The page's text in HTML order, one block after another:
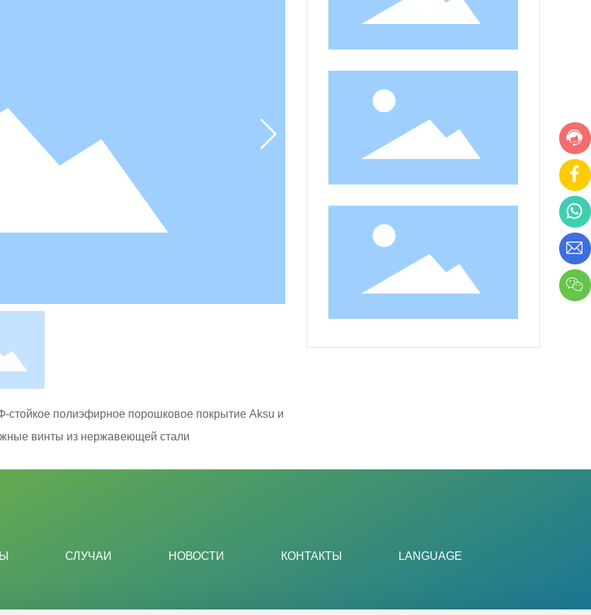
стойкое полиэфирное порошковое покрытие Aksu и
винты из нержавеющей стали
СЛУЧАИ НОВОСТИ КОНТАКТЫ LANGUAGE